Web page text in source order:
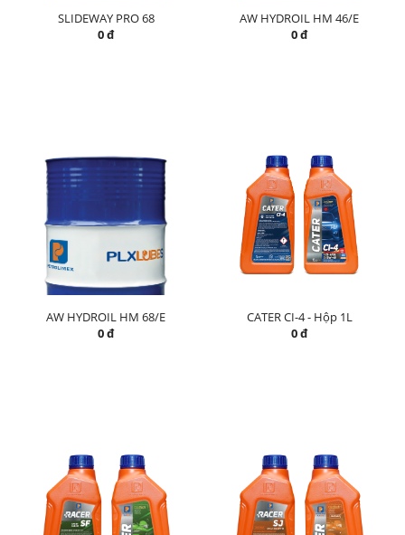
SLIDEWAY PRO 68
0 đ
AW HYDROIL HM 46/E
0 đ
AW HYDROIL HM 68/E
0 đ
CATER CI-4 - Hộp 1L
0 đ